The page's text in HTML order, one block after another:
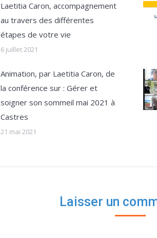
Laetitia Caron, accompagnement
au travers des différentes
étapes de votre vie
6 juillet 2021
Animation, par Laetitia Caron, de
la conférence sur : Gérer et
soigner son sommeil mai 2021 à
Castres
21 mai 2021
Laisser un